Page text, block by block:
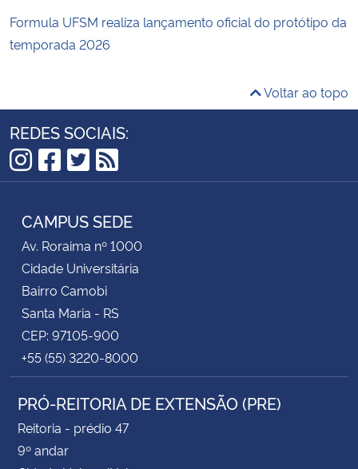
Formula UFSM realiza lançamento oficial do protótipo da
temporada 2026
Voltar ao topo
REDES SOCIAIS:
Instagram
Facebook
Twitter
RSS
CAMPUS SEDE
Av. Roraima nº 1000
Cidade Universitária
Bairro Camobi
Santa Maria - RS
CEP: 97105-900
+55 (55) 3220-8000
PRÓ-REITORIA DE EXTENSÃO (PRE)
Reitoria - prédio 47
9º andar